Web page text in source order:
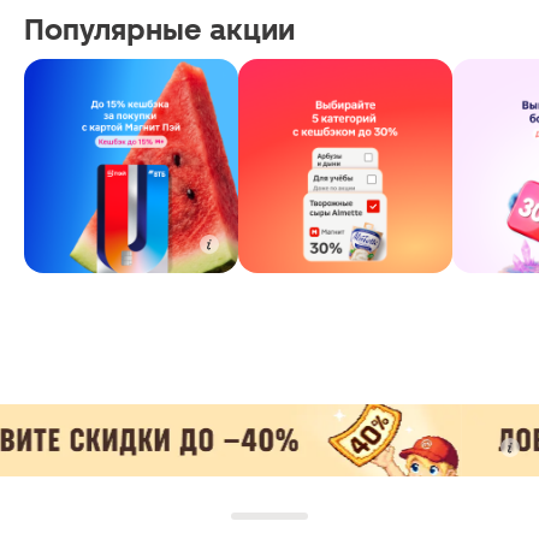
Популярные акции